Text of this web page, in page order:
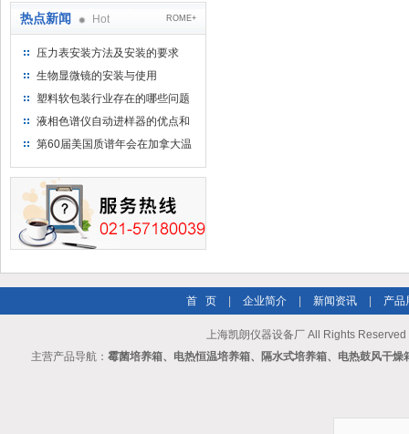
热点新闻 Hot ROME+
压力表安装方法及安装的要求
生物显微镜的安装与使用
塑料软包装行业存在的哪些问题
液相色谱仪自动进样器的优点和
维护
第60届美国质谱年会在加拿大温
首 页 企业简介 新闻资讯 产品
上海凯朗仪器设备厂 All Rights Reserved
主营产品导航： 霉菌培养箱、电热恒温培养箱、隔水式培养箱、电热鼓风干